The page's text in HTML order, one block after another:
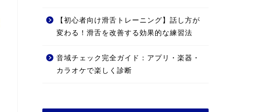
【初心者向け滑舌トレーニング】話し方が
変わる！滑舌を改善する効果的な練習法
音域チェック完全ガイド：アプリ・楽器・
カラオケで楽しく診断